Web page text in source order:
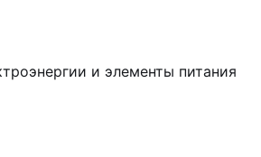
и элементы питания